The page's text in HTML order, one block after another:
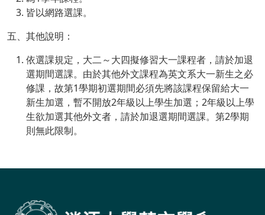
皆以網路選課。
五、其他說明：
依選課規定，大二～大四擬修習大一課程者，請於加退
選期間選課。由於其他外文課程為英文系大一新生之必
修課，故第1學期初選期間必須先將該課程保留給大一
新生加選，暫不開放2年級以上學生加選；2年級以上學
生欲加選其他外文者，請於加退選期間選課。第2學期
則無此限制。